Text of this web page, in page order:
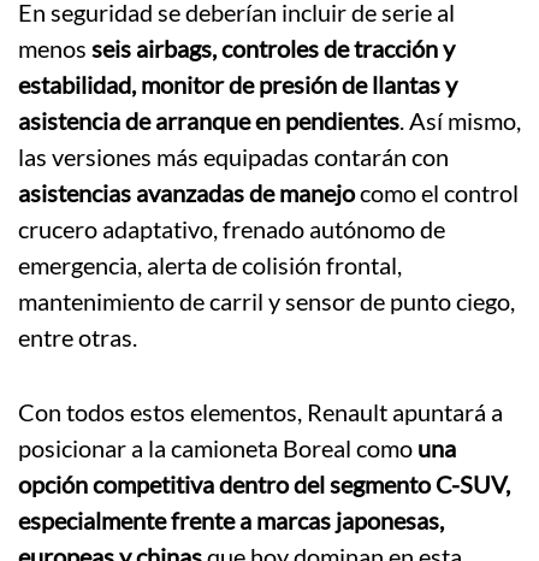
En seguridad se deberían incluir de serie al
menos seis airbags, controles de tracción y
estabilidad, monitor de presión de llantas y
asistencia de arranque en pendientes. Así mismo,
las versiones más equipadas contarán con
asistencias avanzadas de manejocomo el control
crucero adaptativo, frenado autónomo de
emergencia, alerta de colisión frontal,
mantenimiento de carril y sensor de punto ciego,
entre otras.
Con todos estos elementos, Renault apuntará a
posicionar a la camioneta Boreal como una
opción competitiva dentro del segmento C-SUV,
especialmente frente a marcas japonesas,